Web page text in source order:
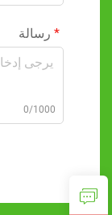
رسالة
0/1000